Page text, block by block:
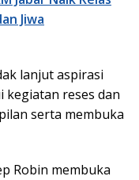
Jiwa
lanjut aspirasi
kegiatan reses dan
serta membuka
Robin membuka